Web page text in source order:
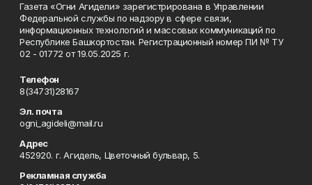
Газета «Огни Агидели» зарегистрирована в Управлении
Федеральной службы по надзору в сфере связи,
информационных технологий и массовых коммуникаций по
Республике Башкортостан. Регистрационный номер ПИ № ТУ
02 - 01772 от 19.05.2025 г.
Телефон
8(34731)28167
Эл. почта
ogni_agideli@mail.ru
Адрес
452920. г. Агидель, Цветочный бульвар, 5.
Рекламная служба